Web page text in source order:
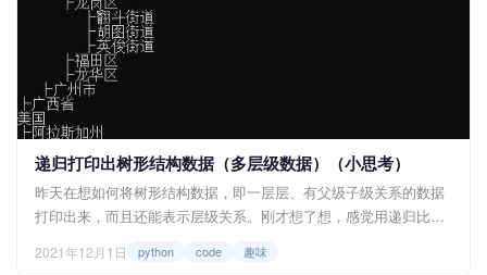
递归打印出树形结构数据（多层级数据）（小思考）
昨天在想如何将树形结构数据，即一层层、有父级子级关系的数据
打印出来，而且还能表示层级关系。刚才想了想，感觉用递归比较
备一些数据，为了方便演示，我这里就用dict和list的组合来表示数
2021年12月1日 python code 趣味